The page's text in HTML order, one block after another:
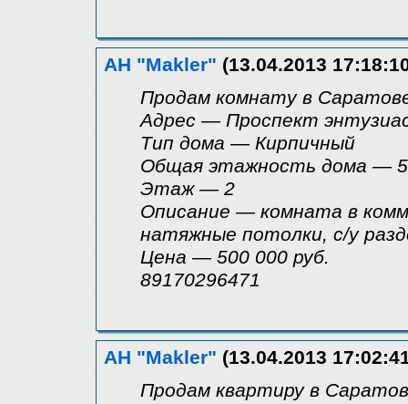
АН "Makler" (13.04.2013
Продам комнату в
Адрес — Проспект
Tип дома — Кирпичный
Общая этажность дома — 5
Этаж — 2
Описание — комната в
натяжные потолки, с/у
Цена — 500 000 руб.
89170296471
АН "Makler" (13.04.2013
Продам квартиру в